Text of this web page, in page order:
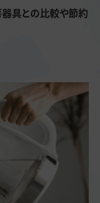
具との比較や節約